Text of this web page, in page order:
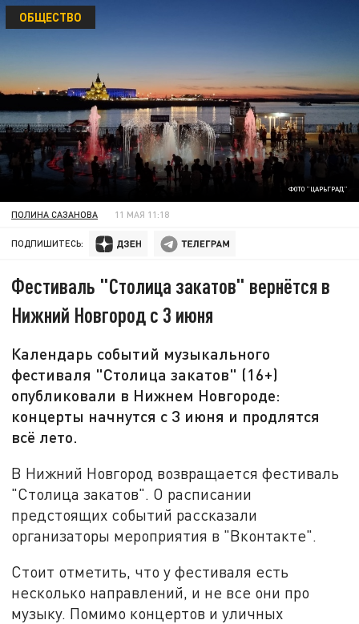
ФОТО "ЦАРЬГРАД"
ОБЩЕСТВО
ПОЛИНА САЗАНОВА 11 МАЯ 11:18
ПОДПИШИТЕСЬ:
Фестиваль "Столица закатов" вернётся в
Нижний Новгород с 3 июня
Календарь событий музыкального
фестиваля "Столица закатов" (16+)
опубликовали в Нижнем Новгороде:
концерты начнутся с 3 июня и продлятся
всё лето.
В Нижний Новгород возвращается фестиваль
"Столица закатов". О расписании
предстоящих событий рассказали
организаторы мероприятия в "Вконтакте".
Стоит отметить, что у фестиваля есть
несколько направлений, и не все они про
музыку. Помимо концертов и уличных